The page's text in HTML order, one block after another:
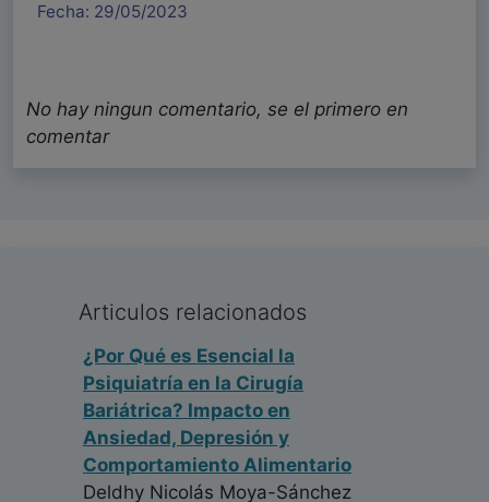
Fecha: 29/05/2023
No hay ningun comentario, se el primero en
comentar
Articulos relacionados
¿Por Qué es Esencial la
Psiquiatría en la Cirugía
Bariátrica? Impacto en
Ansiedad, Depresión y
Comportamiento Alimentario
Deldhy Nicolás Moya-Sánchez